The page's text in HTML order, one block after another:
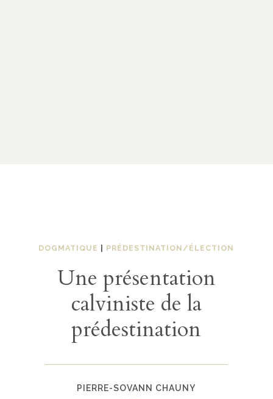
DOGMATIQUE PRÉDESTINATION/ÉLECTION
Une présentation
calviniste de la
prédestination
PIERRE-SOVANN CHAUNY